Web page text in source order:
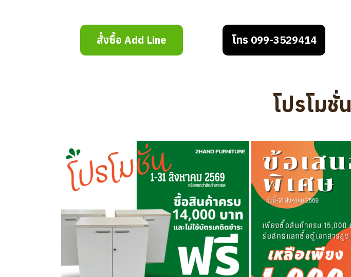
สั่งซื้อ Add Line โทร 099-3529414
โปรโม